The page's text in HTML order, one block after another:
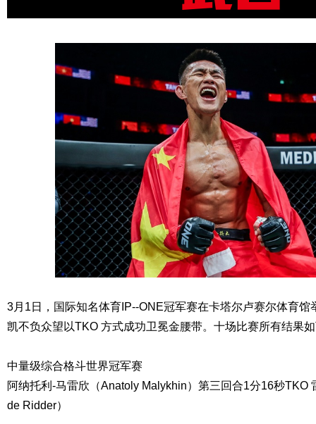
3月1日，国际知名体育IP--ONE冠军赛在卡塔尔卢赛尔体育馆
凯不负众望以TKO 方式成功卫冕金腰带。十场比赛所有结果
中量级综合格斗世界冠军赛
阿纳托利-马雷欣（Anatoly Malykhin）第三回合1分16秒TKO
de Ridder）